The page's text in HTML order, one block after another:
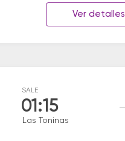
Ver detalles
SALE
01:15
Las Toninas